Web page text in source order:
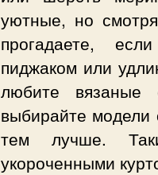
уютные, но
прогадаете,
пиджаком или
любите вязаные
выбирайте
тем лучше.
укороченными